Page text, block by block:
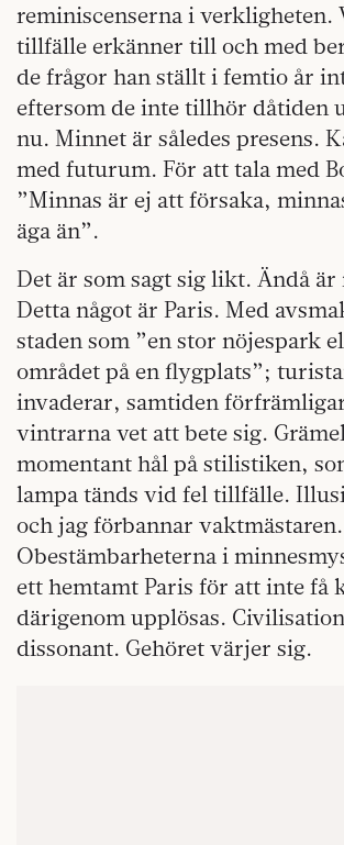
reminiscenserna i verkligheten.
tillfälle erkänner till och med
de frågor han ställt i femtio år
eftersom de inte tillhör dåtiden
nu. Minnet är således presens.
med futurum. För att tala med
”Minnas är ej att försaka,
äga än”.
Det är som sagt sig likt. Ändå är
Detta något är Paris. Med
staden som ”en stor nöjespark
området på en flygplats”;
invaderar, samtiden
vintrarna vet att bete sig.
momentant hål på stilistiken,
lampa tänds vid fel tillfälle.
och jag förbannar vaktmästaren.
Obestämbarheterna i
ett hemtamt Paris för att inte få
därigenom upplösas.
dissonant. Gehöret värjer sig.